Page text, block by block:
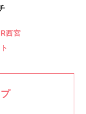
西宮